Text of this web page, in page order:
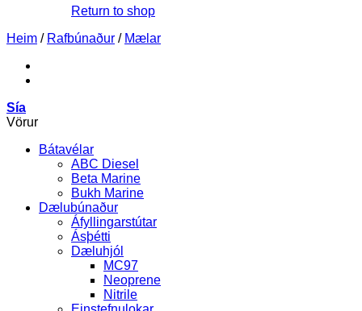
Return to shop
Heim / Rafbúnaður / Mælar
Sía
Vörur
Bátavélar
ABC Diesel
Beta Marine
Bukh Marine
Dælubúnaður
Áfyllingarstútar
Ásþétti
Dæluhjól
MC97
Neoprene
Nitrile